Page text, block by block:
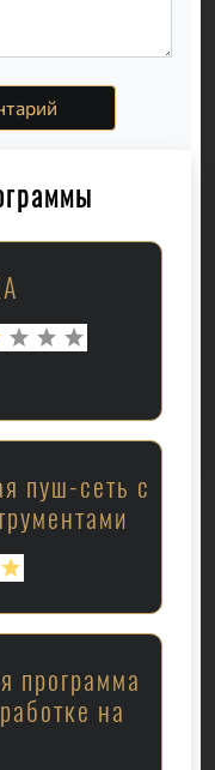
пуш-сеть с
программа
на